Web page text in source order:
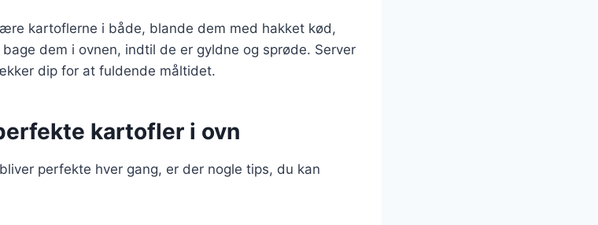
kartoflerne i både, blande dem med hakket kød,
dem i ovnen, indtil de er gyldne og sprøde. Server
dip for at fuldende måltidet.
kartofler i ovn
perfekte hver gang, er der nogle tips, du kan